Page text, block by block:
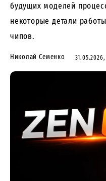
будущих моделей
некоторые детали
чипов.
Николай Семенко 31.05.2026,